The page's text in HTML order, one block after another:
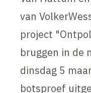
van
project
bruggen in de
dinsdag 5
botsproef